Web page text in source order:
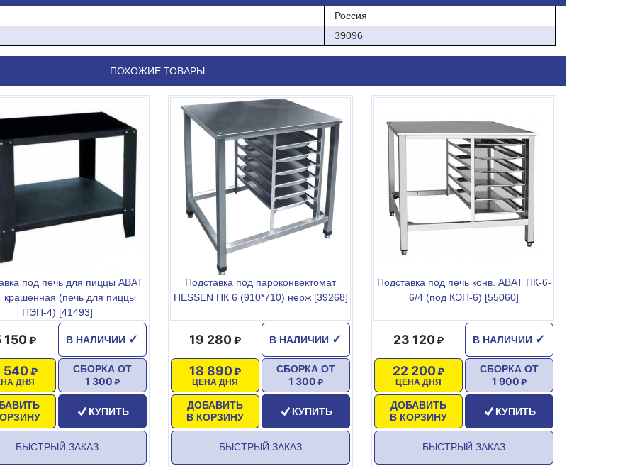
Россия
39096
ПОХОЖИЕ ТОВАРЫ:
под печь для пиццы ABAT
крашенная (печь для пиццы
ПЭП-4) [41493]
В НАЛИЧИИ ✓
150
ДНЯ
540 СБОРКА ОТ
1 300
КУПИТЬ
БЫСТРЫЙ ЗАКАЗ
Подставка под пароконвектомат
HESSEN ПК 6 (910*710) нерж [39268]
В НАЛИЧИИ ✓
19 280
ЦЕНА ДНЯ
18 890
ДОБАВИТЬ
В КОРЗИНУ
СБОРКА ОТ
1 300
КУПИТЬ
БЫСТРЫЙ ЗАКАЗ
Подставка под печь конв. ABAT ПК-6-
6/4 (под КЭП-6) [55060]
В НАЛИЧИИ ✓
23 120
ЦЕНА ДНЯ
22 200
ДОБАВИТЬ
В КОРЗИНУ
СБОРКА ОТ
1 900
КУПИТЬ
БЫСТРЫЙ ЗАКАЗ